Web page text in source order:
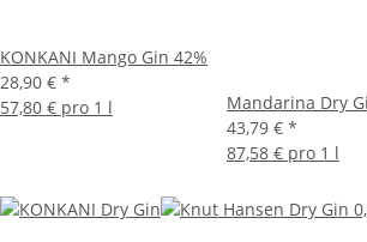
KONKANI Mango Gin 42%
28,90 € *
57,80 € pro 1 l
Mandarina Dry
43,79 € *
87,58 € pro 1 l